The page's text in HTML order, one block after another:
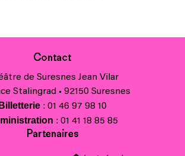
Contact
de Suresnes Jean Vilar
Stalingrad • 92150 Suresnes
Billetterie: 01 46 97 98 10
: 01 41 18 85 85
Partenaires